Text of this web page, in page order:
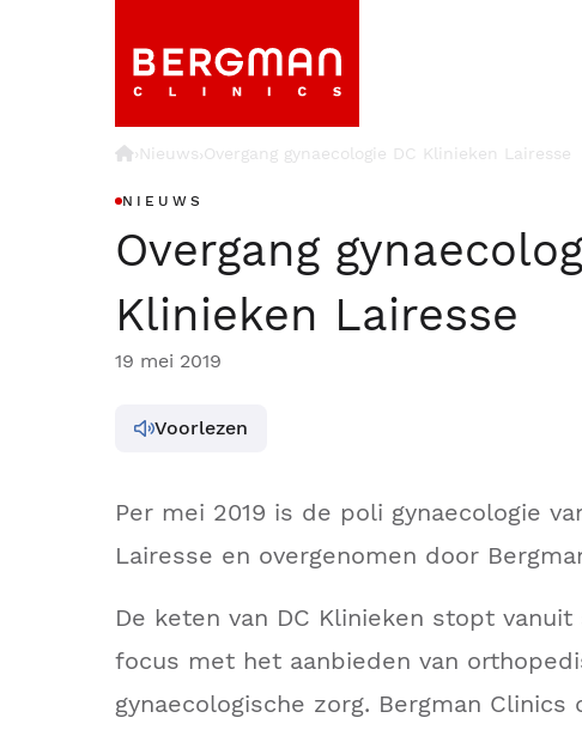
›Nieuws›Overgang gynaecologie DC Klinieken Lairesse
NIEUWS
Overgang
Klinieken Lairesse
19 mei 2019
Voorlezen
Per mei 2019 is de poli gynaecologie
Lairesse en overgenomen door
De keten van DC Klinieken stopt
focus met het aanbieden van
gynaecologische zorg. Bergman Clinics